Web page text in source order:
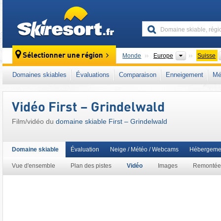
Sélectionner une région Monde Europe Continents
Suisse
Ce domaine skiable se situe aussi dans :
Europe de l'Ouest
Europe centrale
Domaines skiables Évaluations Comparaison Enneigement
Vidéo First – Grindelwald
Film/vidéo du domaine skiable First – Grindelwald
Domaine skiable
Vue d'ensemble Plan des pistes Vidéo Images
Évaluation Neige / Météo / Webcams